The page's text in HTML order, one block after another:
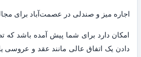
اجاره میز و صندلی در عصمت‌آباد برای
امکان دارد برای شما پیش آمده باشد که
دادن یک اتفاق عالی مانند عقد و عروسی